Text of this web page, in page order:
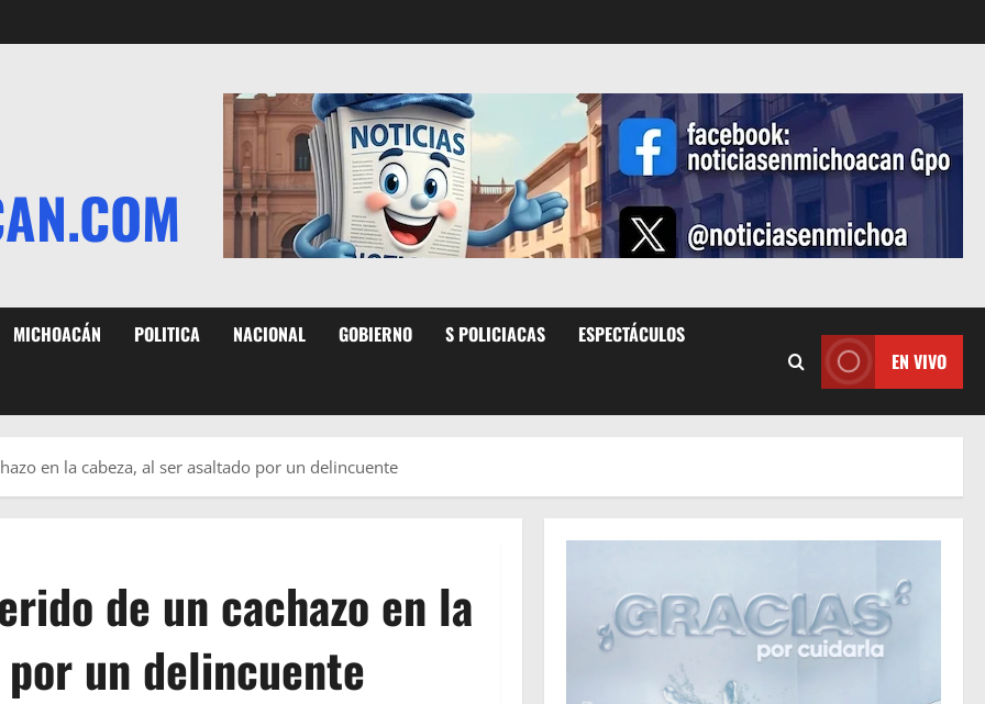
MICHOACÁN POLITICA NACIONAL GOBIERNO S POLICIACAS ESPECTÁCULOS
EN VIVO
en la cabeza, al ser asaltado por un delincuente
de un cachazo en la
un delincuente